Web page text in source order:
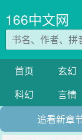
166中文网
首页 玄幻
科幻
言情
追看新章